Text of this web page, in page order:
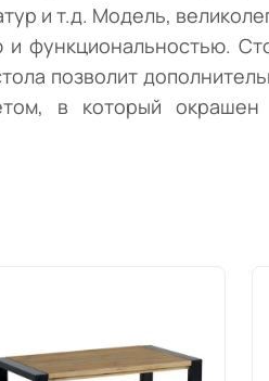
и т.д. Модель,
функциональностью.
позволит
в который окрашен